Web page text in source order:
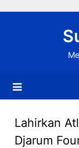
Lahirkan
Djarum